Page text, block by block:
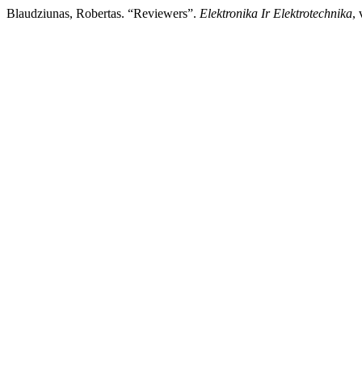
Blaudziunas, Robertas. “Reviewers”. Elektronika Ir Elektrotechnika,